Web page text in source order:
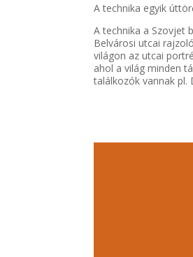
A technika egyik
A technika a Szovjet
Belvárosi utcai
világon az utcai
ahol a világ minden
találkozók vannak pl.